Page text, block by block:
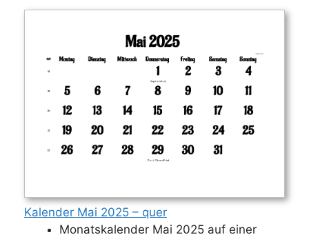
Kalender Mai 2025 – quer
Monatskalender Mai 2025 auf einer